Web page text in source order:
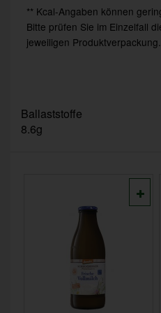
** Kcal-Angaben können
Bitte prüfen Sie im Einzelfall
jeweiligen Produktverpackung.
Ballaststoffe
8.6g